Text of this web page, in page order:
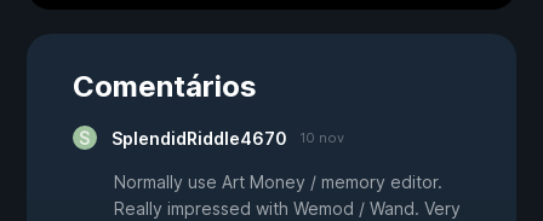
Comentários
SplendidRiddle4670 10 nov
Normally use Art Money / memory editor.
Really impressed with Wemod / Wand. Very